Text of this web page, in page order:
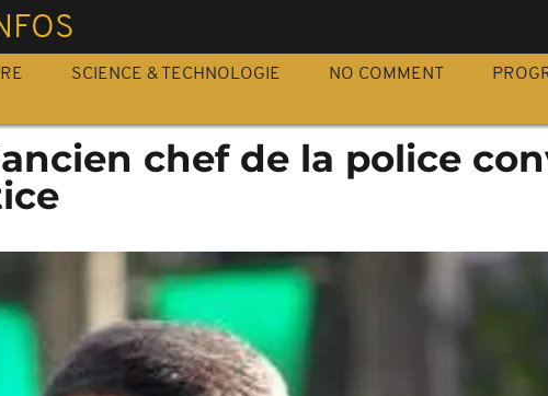
SCIENCE & TECHNOLOGIE NO COMMENT
chef de la police